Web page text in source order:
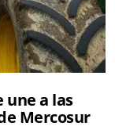
une a las
Mercosur